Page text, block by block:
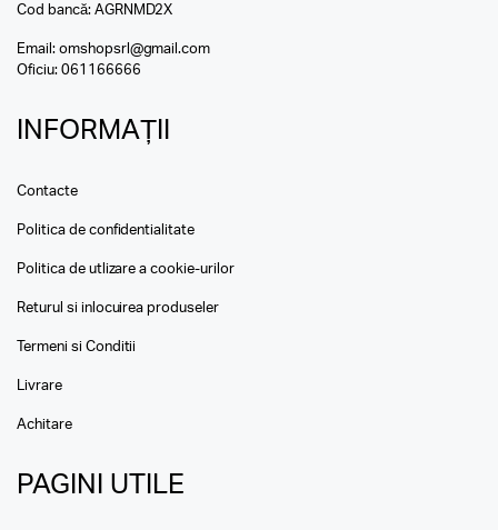
Cod bancă: AGRNMD2X
Email: omshopsrl@gmail.com
Oficiu: 061166666
INFORMAȚII
Contacte
Politica de confidentialitate
Politica de utlizare a cookie-urilor
Returul si inlocuirea produseler
Termeni si Conditii
Livrare
Achitare
PAGINI UTILE